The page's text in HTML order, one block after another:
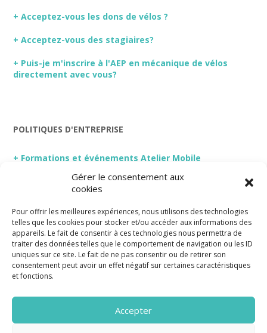
Gérer le consentement aux
cookies
Pour offrir les meilleures expériences, nous utilisons des technologies
telles que les cookies pour stocker et/ou accéder aux informations des
appareils. Le fait de consentir à ces technologies nous permettra de
traiter des données telles que le comportement de navigation ou les ID
uniques sur ce site. Le fait de ne pas consentir ou de retirer son
consentement peut avoir un effet négatif sur certaines caractéristiques
et fonctions.
Accepter
+ Acceptez-vous les dons de vélos ?
+ Acceptez-vous des stagiaires?
+ Puis-je m'inscrire à l'AEP en mécanique de vélos
directement avec vous?
POLITIQUES D'ENTREPRISE
+ Formations et événements Atelier Mobile
Abonnez-vous à notre infolettre
Politique de confidentialité